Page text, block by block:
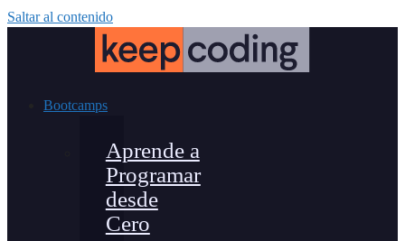
Saltar al contenido
Bootcamps
Aprende a
Programar
desde
Cero